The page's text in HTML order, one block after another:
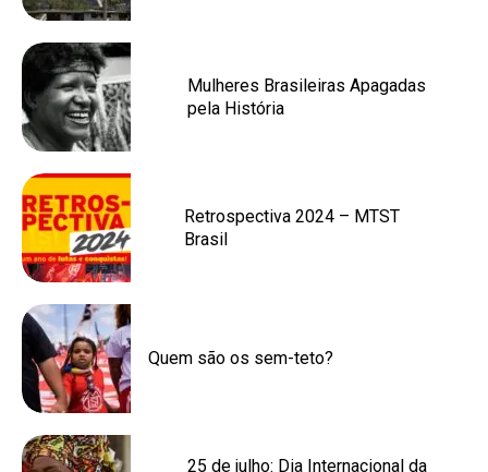
Mulheres Brasileiras Apagadas
pela História
Retrospectiva 2024 – MTST
Brasil
Quem são os sem-teto?
25 de julho: Dia Internacional da